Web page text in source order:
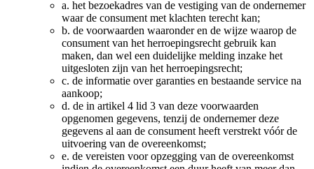
a. het bezoekadres van de vestiging van de ondernemer
waar de consument met klachten terecht kan;
b. de voorwaarden waaronder en de wijze waarop de
consument van het herroepingsrecht gebruik kan
maken, dan wel een duidelijke melding inzake het
uitgesloten zijn van het herroepingsrecht;
c. de informatie over garanties en bestaande service na
aankoop;
d. de in artikel 4 lid 3 van deze voorwaarden
opgenomen gegevens, tenzij de ondernemer deze
gegevens al aan de consument heeft verstrekt vóór de
uitvoering van de overeenkomst;
e. de vereisten voor opzegging van de overeenkomst